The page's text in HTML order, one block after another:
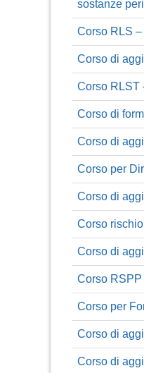
sostanze
Corso RLS
Corso di
Corso RLST
Corso di
Corso di
Corso per
Corso di
Corso
Corso di
Corso RSPP
Corso per
Corso di
Corso di